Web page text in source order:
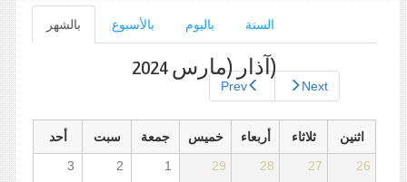
الأساسية
بالشهر
(علامة
التبويب
النشطة)
بالأسبوع باليوم السنة
Prev Next
(آذار (مارس 2024
اثنين ثلاثاء أربعاء خميس جمعة سبت
أحد
26
27
28
29
1
2
3